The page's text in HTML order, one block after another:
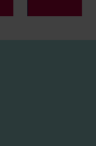
Coffee